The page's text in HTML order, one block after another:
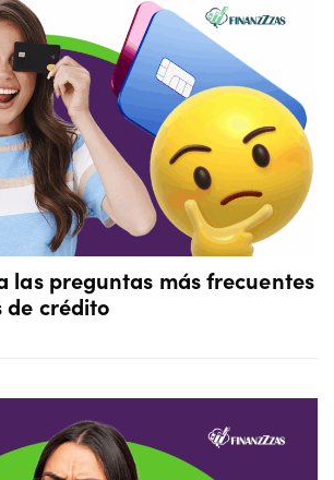
las preguntas más frecuentes
de crédito